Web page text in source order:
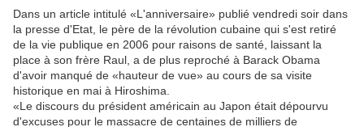
Dans un article intitulé «L'anniversaire» publié vendredi soir dans
la presse d'Etat, le père de la révolution cubaine qui s'est retiré
de la vie publique en 2006 pour raisons de santé, laissant la
place à son frère Raul, a de plus reproché à Barack Obama
d'avoir manqué de «hauteur de vue» au cours de sa visite
historique en mai à Hiroshima.
«Le discours du président américain au Japon était dépourvu
d'excuses pour le massacre de centaines de milliers de